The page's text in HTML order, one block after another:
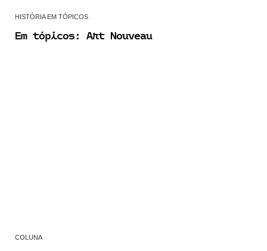
HISTÓRIA EM TÓPICOS
Em tópicos: Art Nouveau
COLUNA